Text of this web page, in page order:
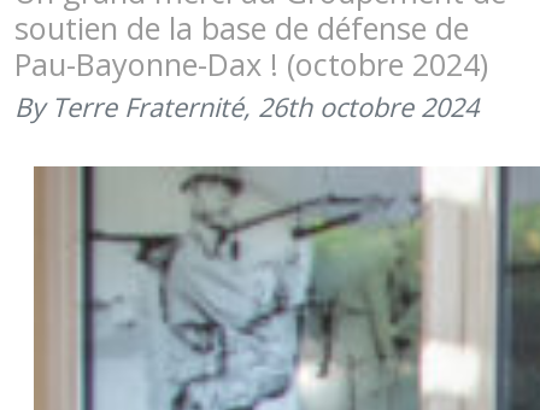
TROUPES
2024)
soutien de la base de défense de
Pau-Bayonne-Dax ! (octobre 2024)
By Terre Fraternité, 26th octobre 2024